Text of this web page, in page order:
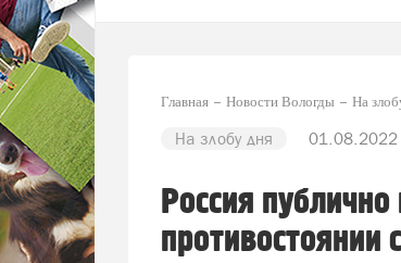
Главная Новости Вологды На
На злобу дня 01.08.2022
Россия